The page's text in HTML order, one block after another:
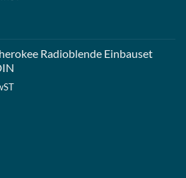
Radioblende Einbauset